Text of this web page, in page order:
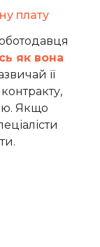
плату
як вона
її
Якщо